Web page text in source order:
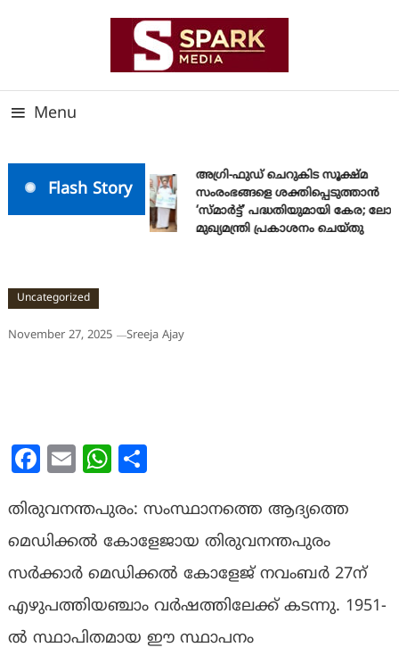
Menu
Flash Story
അഗ്രി-ഫുഡ് ചെറുകിട സൂക്ഷ്മ
സംരംഭങ്ങളെ ശക്തിപ്പെടുത്താന്‍
‘സ്മാര്‍ട്ട്’ പദ്ധതിയുമായി കേര;
മുഖ്യമന്ത്രി പ്രകാശനം ചെയ്തു
Uncategorized
November 27, 2025 Sreeja Ajay
Facebook
Email WhatsApp
തിരുവനന്തപുരം: സംസ്ഥാനത്തെ ആദ്യത്തെ
മെഡിക്കല്‍ കോളേജായ തിരുവനന്തപുരം
സര്‍ക്കാര്‍ മെഡിക്കല്‍ കോളേജ് നവംബര്‍ 27ന്
എഴുപത്തിയഞ്ചാം വര്‍ഷത്തിലേക്ക് കടന്നു. 1951-
ല്‍ സ്ഥാപിതമായ ഈ സ്ഥാപനം